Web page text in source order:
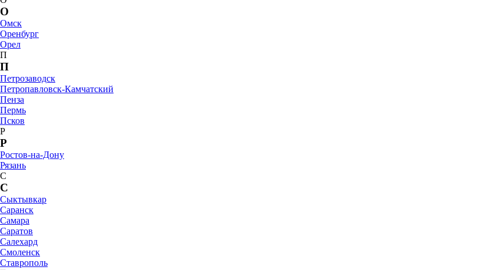
О
Омск
Оренбург
Орел
П
П
Петрозаводск
Петропавловск-Камчатский
Пенза
Пермь
Псков
Р
Р
Ростов-на-Дону
Рязань
С
С
Сыктывкар
Саранск
Самара
Саратов
Салехард
Смоленск
Ставрополь